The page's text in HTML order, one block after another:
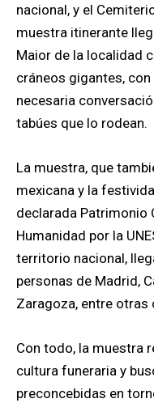
nacional, y el
muestra itinerante
Maior de la localidad
cráneos gigantes,
necesaria
tabúes que lo rodean.
La muestra, que
mexicana y la
declarada Patrimonio
Humanidad por la
territorio nacional,
personas de Madrid,
Zaragoza, entre otras
Con todo, la muestra
cultura funeraria y
preconcebidas en